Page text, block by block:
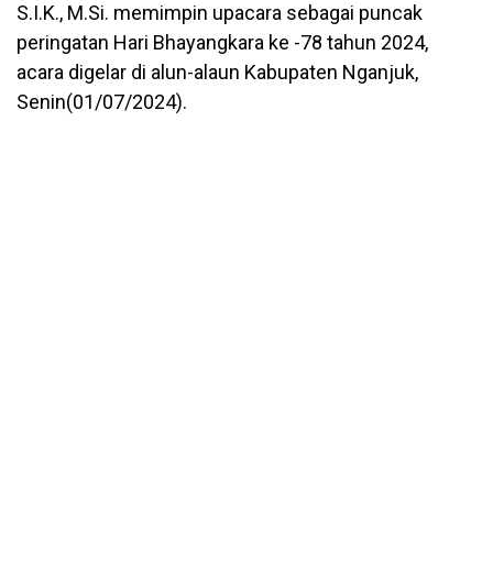
S.I.K., M.Si. memimpin upacara sebagai puncak
peringatan Hari Bhayangkara ke -78 tahun 2024,
acara digelar di alun-alaun Kabupaten Nganjuk,
Senin(01/07/2024).